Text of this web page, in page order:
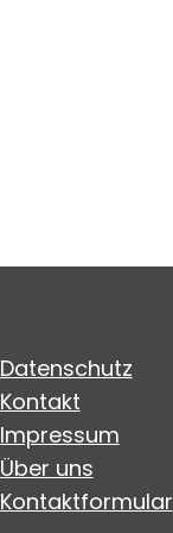
Datenschutz
Kontakt
Impressum
Über uns
Kontaktformular